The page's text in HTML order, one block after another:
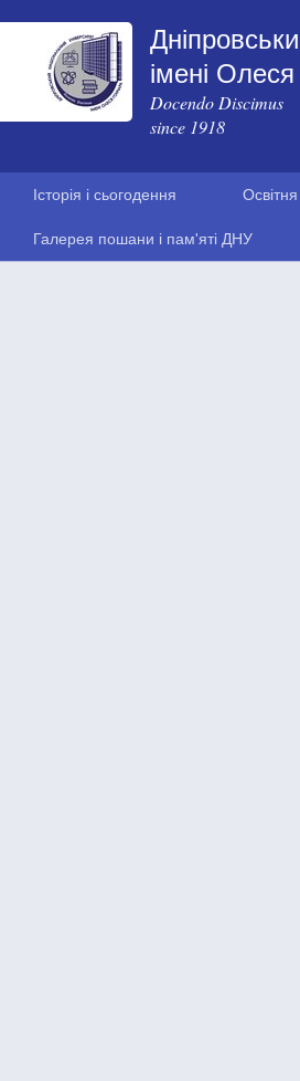
імені
Docendo Discimus
since 1918
Історія і сьогодення Освітня
Галерея пошани і пам'яті ДНУ